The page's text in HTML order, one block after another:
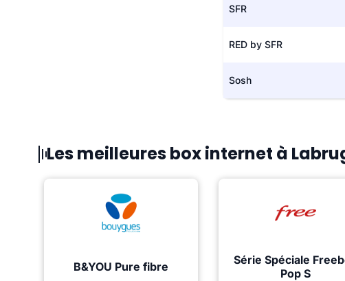
SFR
RED by SFR
Sosh
Les meilleures box internet à
B&YOU Pure fibre
Série Spéciale
Pop S